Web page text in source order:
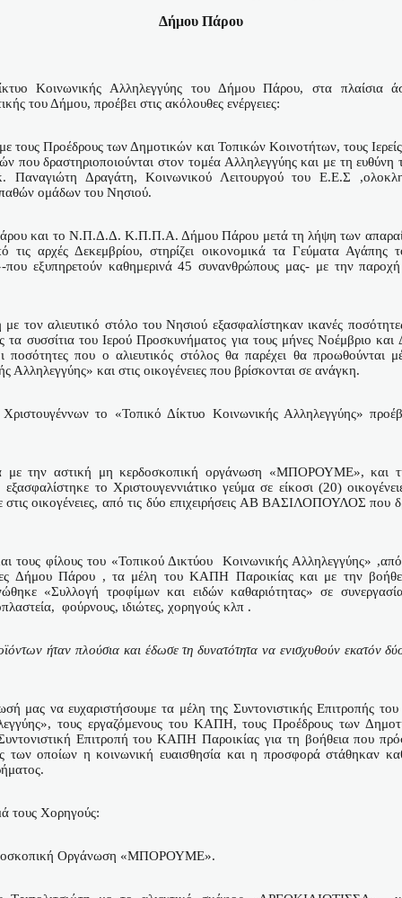
Δήμου Πάρου
Κοινωνικής Αλληλεγγύης του Δήμου Πάρου, στα πλαίσια
του Δήμου, προέβει στις ακόλουθες ενέργειες:
τους Προέδρους των Δημοτικών και Τοπικών Κοινοτήτων, τους
που δραστηριοποιούνται στον τομέα Αλληλεγγύης και με τη ευθύνη
Παναγιώτη Δραγάτη, Κοινωνικού Λειτουργού του Ε.Ε.Σ
ομάδων του Νησιού.
και το Ν.Π.Δ.Δ. Κ.Π.Π.Α. Δήμου Πάρου μετά τη λήψη των
τις αρχές Δεκεμβρίου, στηρίζει οικονομικά τα Γεύματα
που εξυπηρετούν καθημερινά 45 συνανθρώπους μας- με την
τον αλιευτικό στόλο του Νησιού εξασφαλίστηκαν ικανές
συσσίτια του Ιερού Προσκυνήματος για τους μήνες Νοέμβριο
ποσότητες που ο αλιευτικός στόλος θα παρέχει θα προωθούνται
Αλληλεγγύης» και στις οικογένειες που βρίσκονται σε ανάγκη.
το «Τοπικό Δίκτυο Κοινωνικής Αλληλεγγύης»
με την αστική μη κερδοσκοπική οργάνωση «ΜΠΟΡΟΥΜΕ», και
το Χριστουγεννιάτικο γεύμα σε είκοσι (20)
οικογένειες, από τις δύο επιχειρήσεις ΑΒ ΒΑΣΙΛΟΠΟΥΛΟΣ που
τους φίλους του «Τοπικού Δικτύου
Κοινωνικής Αλληλεγγύης» ,από
Δήμου Πάρου , τα μέλη του ΚΑΠΗ Παροικίας και με την
«Συλλογή τροφίμων και ειδών καθαριότητας» σε
φούρνους, ιδιώτες, χορηγούς κλπ .
ήταν πλούσια και έδωσε τη δυνατότητα να ενισχυθούν εκατόν
μας να ευχαριστήσουμε τα μέλη της Συντονιστικής Επιτροπής
τους εργαζόμενους του ΚΑΠΗ, τους Προέδρους των
Επιτροπή του ΚΑΠΗ Παροικίας για τη βοήθεια που
των οποίων η κοινωνική ευαισθησία και η προσφορά στάθηκαν
τους Χορηγούς:
Οργάνωση «ΜΠΟΡΟΥΜΕ».